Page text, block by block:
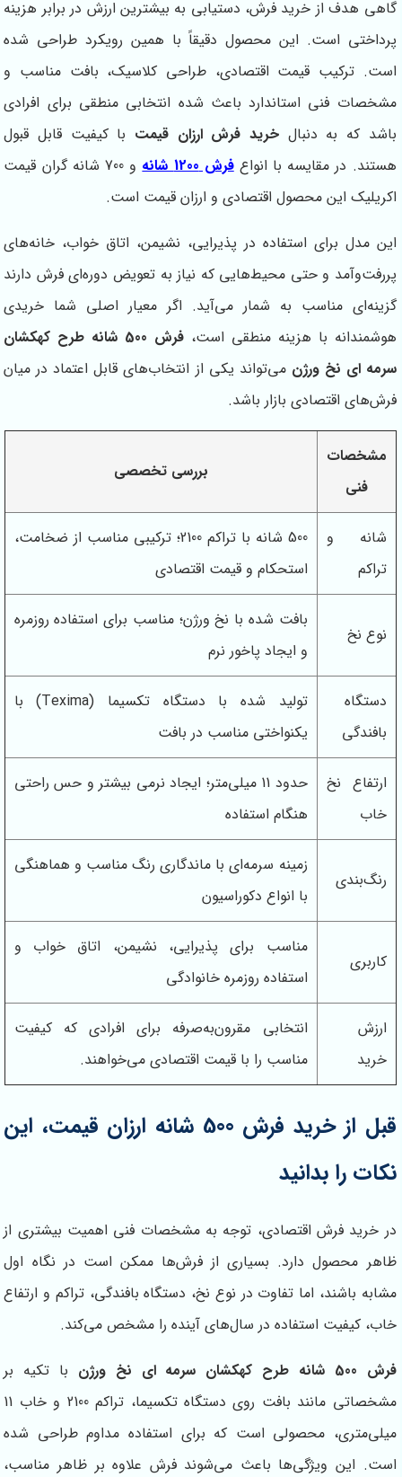
گاهی هدف از خرید فرش، دستیابی به بیشترین ارزش در برابر هزینه
پرداختی است. این محصول دقیقاً با همین رویکرد طراحی شده
است. ترکیب قیمت اقتصادی، طراحی کلاسیک، بافت مناسب و
مشخصات فنی استاندارد باعث شده انتخابی منطقی برای افرادی
باشد که به دنبالخرید فرش ارزان قیمت با کیفیت قابل قبول
هستند. در مقایسه با انواعفرش 1200 شانه
و 700 شانه گران قیمت
اکریلیک این محصول اقتصادی و ارزان قیمت است.
این مدل برای استفاده در پذیرایی، نشیمن، اتاق خواب، خانه‌های
پررفت‌وآمد و حتی محیط‌هایی که نیاز به تعویض دوره‌ای فرش دارند
گزینه‌ای مناسب به شمار می‌آید. اگر معیار اصلی شما خریدی
هوشمندانه با هزینه منطقی است،
فرش 500 شانه طرح کهکشان
سرمه ای نخ ورژن می‌تواند یکی از انتخاب‌های قابل اعتماد در میان
فرش‌های اقتصادی بازار باشد.
مشخصات
فنی
بررسی تخصصی
شانه و
تراکم
500 شانه با تراکم 2100؛ ترکیبی مناسب از ضخامت،
استحکام و قیمت اقتصادی
نوع نخ
بافت شده با نخ ورژن؛ مناسب برای استفاده روزمره
و ایجاد پاخور نرم
دستگاه
بافندگی
تولید شده با دستگاه تکسیما (Texima) با
یکنواختی مناسب در بافت
ارتفاع نخ
خاب
حدود 11 میلی‌متر؛ ایجاد نرمی بیشتر و حس راحتی
هنگام استفاده
رنگ‌بندی
زمینه سرمه‌ای با ماندگاری رنگ مناسب و هماهنگی
با انواع دکوراسیون
کاربری
مناسب برای پذیرایی، نشیمن، اتاق خواب و
استفاده روزمره خانوادگی
ارزش
خرید
انتخابی مقرون‌به‌صرفه برای افرادی که کیفیت
مناسب را با قیمت اقتصادی می‌خواهند.
قبل از خرید فرش 500 شانه ارزان قیمت، این
نکات را بدانید
در خرید فرش اقتصادی، توجه به مشخصات فنی اهمیت بیشتری از
ظاهر محصول دارد. بسیاری از فرش‌ها ممکن است در نگاه اول
مشابه باشند، اما تفاوت در نوع نخ، دستگاه بافندگی، تراکم و ارتفاع
خاب، کیفیت استفاده در سال‌های آینده را مشخص می‌کند.
فرش 500 شانه طرح کهکشان سرمه ای نخ ورژن
با تکیه بر
مشخصاتی مانند بافت روی دستگاه تکسیما، تراکم 2100 و خاب 11
میلی‌متری، محصولی است که برای استفاده مداوم طراحی شده
است. این ویژگی‌ها باعث می‌شوند فرش علاوه بر ظاهر مناسب،